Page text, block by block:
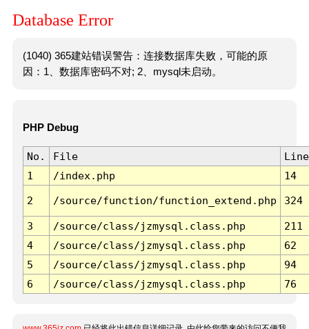
Database Error
(1040) 365建站错误警告：连接数据库失败，可能的原
因：1、数据库密码不对; 2、mysql未启动。
PHP Debug
No. File
Line
1
/index.php 14
2 /source/function/function_extend.php 324
3 /source/class/jzmysql.class.php
211
4
/source/class/jzmysql.class.php
62
5
/source/class/jzmysql.class.php
94
6
/source/class/jzmysql.class.php 76